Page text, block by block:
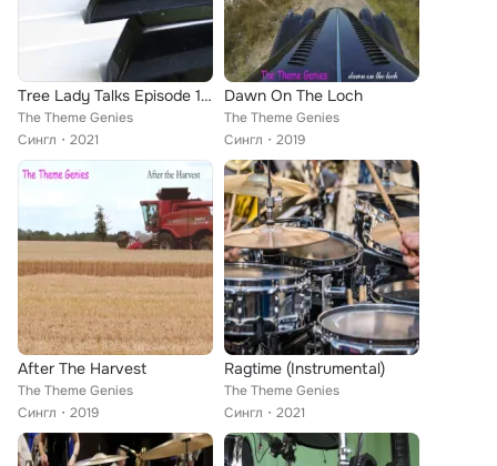
Tree Lady Talks Episode 12 Slow Classical
The Theme Genies
Сингл
2021
Dawn On The Loch
The Theme Genies
Сингл
2019
After The Harvest
The Theme Genies
Сингл
2019
Ragtime (Instrumental)
The Theme Genies
Сингл
2021